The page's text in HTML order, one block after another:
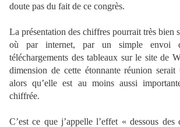
doute pas du fait de ce congrès.
La présentation des chiffres pourrait très bien
où par internet, par un simple envoi
téléchargements des tableaux sur le site de
dimension de cette étonnante réunion serait
alors qu’elle est au moins aussi
chiffrée.
C’est ce que j’appelle l’effet « dessous